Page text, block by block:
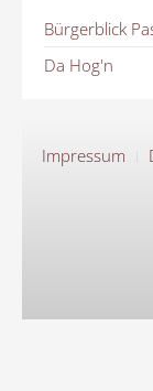
Bürgerblick
Da Hog'n
Impressum